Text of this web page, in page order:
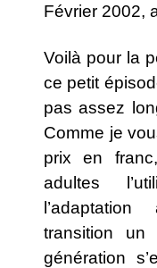
Février 2002,
Voilà pour la
ce petit
pas assez
Comme je
prix en
adultes
transition un
génération